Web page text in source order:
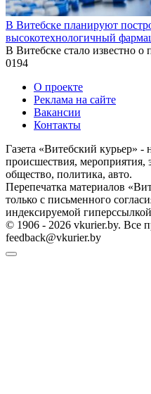
В Витебске планируют
высокотехнологичный
В Витебске стало известно о
0194
О проекте
Реклама на сайте
Вакансии
Контакты
Газета «Витебский курьер» -
происшествия, мероприятия,
общество, политика, авто.
Перепечатка материалов
только с письменного
индексируемой
© 1906 - 2026 vkurier.by. Все
feedback@vkurier.by